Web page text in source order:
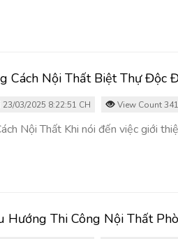
Cách Nội Thất Biệt Thự Độc
23/03/2025 8:22:51 CH View Count 341
Nội Thất Khi nói đến việc giới
Hướng Thi Công Nội Thất